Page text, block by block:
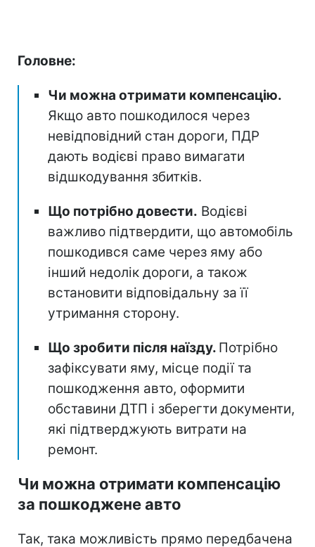
Головне:
Чи можна отримати компенсацію.
Якщо авто пошкодилося через
невідповідний стан дороги, ПДР
дають водієві право вимагати
відшкодування збитків.
Що потрібно довести. Водієві
важливо підтвердити, що автомобіль
пошкодився саме через яму або
інший недолік дороги, а також
встановити відповідальну за її
утримання сторону.
Що зробити після наїзду. Потрібно
зафіксувати яму, місце події та
пошкодження авто, оформити
обставини ДТП і зберегти документи,
які підтверджують витрати на
ремонт.
Чи можна отримати компенсацію
за пошкоджене авто
Так, така можливість прямо передбачена